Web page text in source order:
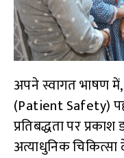
अपने स्वागत भाषण में,
(Patient Safety)
प्रतिबद्धता पर
अत्याधुनिक